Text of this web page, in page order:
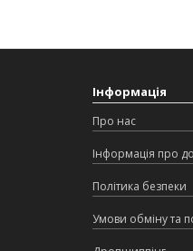
Інформація
Про нас
Інформація про
Політика безпеки
Умови обміну та